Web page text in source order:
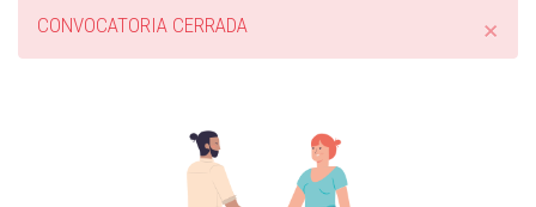
CONVOCATORIA CERRADA ×